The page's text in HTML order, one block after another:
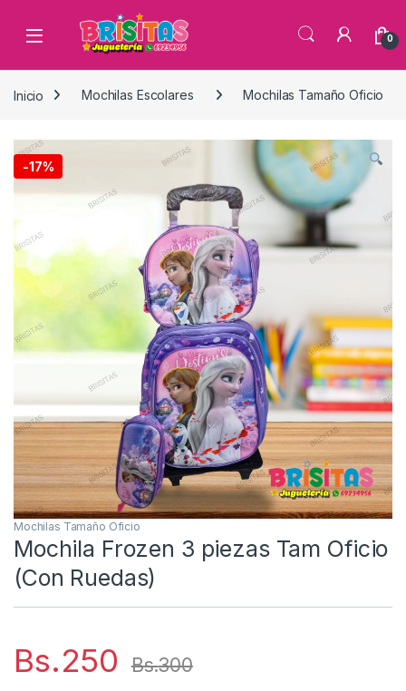
0
Inicio Mochilas Escolares Mochilas Tamaño Oficio
-17%
Mochilas Tamaño Oficio
Mochila Frozen 3 piezas Tam Oficio
(Con Ruedas)
Bs.250 Bs.300